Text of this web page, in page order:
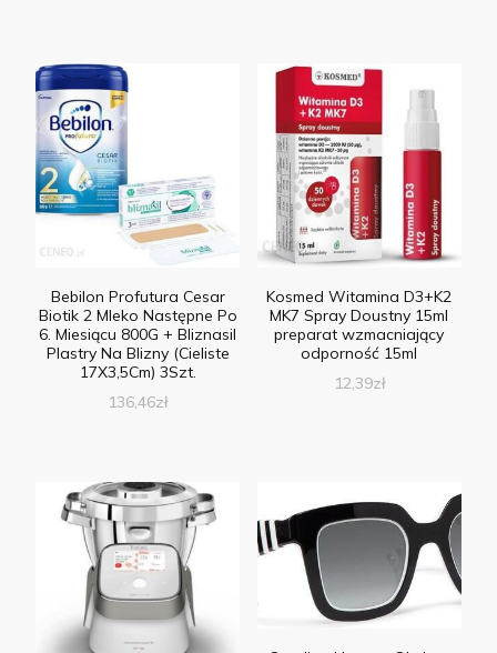
Bebilon Profutura Cesar
Biotik 2 Mleko Następne Po
6. Miesiącu 800G + Bliznasil
Plastry Na Blizny (Cieliste
17X3,5Cm) 3Szt.
136,46zł
Kosmed Witamina D3+K2
MK7 Spray Doustny 15ml
preparat wzmacniający
odporność 15ml
12,39zł